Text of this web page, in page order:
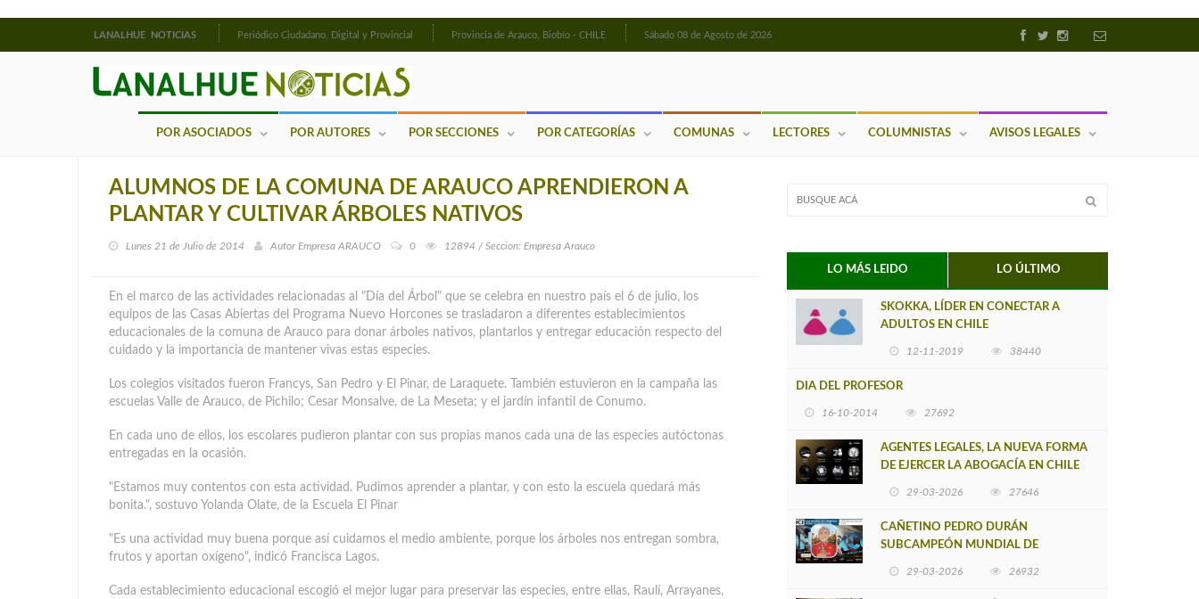
LANALHUE NOTICIAS Periódico Ciudadano, Digital y Provincial Provincia de Arauco, Biobío - CHILE Sábado 08 de Agosto de 2026
POR ASOCIADOS POR AUTORES POR SECCIONES POR CATEGORÍAS COMUNAS LECTORES COLUMNISTAS AVISOS LEGALES
ALUMNOS DE LA COMUNA DE ARAUCO APRENDIERON A
PLANTAR Y CULTIVAR ÁRBOLES NATIVOS
Lunes 21 de Julio de 2014 Autor Empresa ARAUCO 0 12894 / Seccion: Empresa Arauco
En el marco de las actividades relacionadas al "Día del Árbol" que se celebra en nuestro país el 6 de julio, los
equipos de las Casas Abiertas del Programa Nuevo Horcones se trasladaron a diferentes establecimientos
educacionales de la comuna de Arauco para donar árboles nativos, plantarlos y entregar educación respecto del
cuidado y la importancia de mantener vivas estas especies.
Los colegios visitados fueron Francys, San Pedro y El Pinar, de Laraquete. También estuvieron en la campaña las
escuelas Valle de Arauco, de Pichilo; Cesar Monsalve, de La Meseta; y el jardín infantil de Conumo.
En cada uno de ellos, los escolares pudieron plantar con sus propias manos cada una de las especies autóctonas
entregadas en la ocasión.
"Estamos muy contentos con esta actividad. Pudimos aprender a plantar, y con esto la escuela quedará más
bonita.", sostuvo Yolanda Olate, de la Escuela El Pinar
"Es una actividad muy buena porque así cuidamos el medio ambiente, porque los árboles nos entregan sombra,
frutos y aportan oxígeno", indicó Francisca Lagos.
Cada establecimiento educacional escogió el mejor lugar para preservar las especies, entre ellas, Raulí, Arrayanes,
LO MÁS LEIDO LO ÚLTIMO
SKOKKA, LÍDER EN CONECTAR A
ADULTOS EN CHILE
12-11-2019 38440
DIA DEL PROFESOR
16-10-2014 27692
AGENTES LEGALES, LA NUEVA FORMA
DE EJERCER LA ABOGACÍA EN CHILE
29-03-2026 27646
CAÑETINO PEDRO DURÁN
SUBCAMPEÓN MUNDIAL DE
29-03-2026 26932